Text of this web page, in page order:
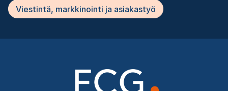
Viestintä, markkinointi ja asiakastyö